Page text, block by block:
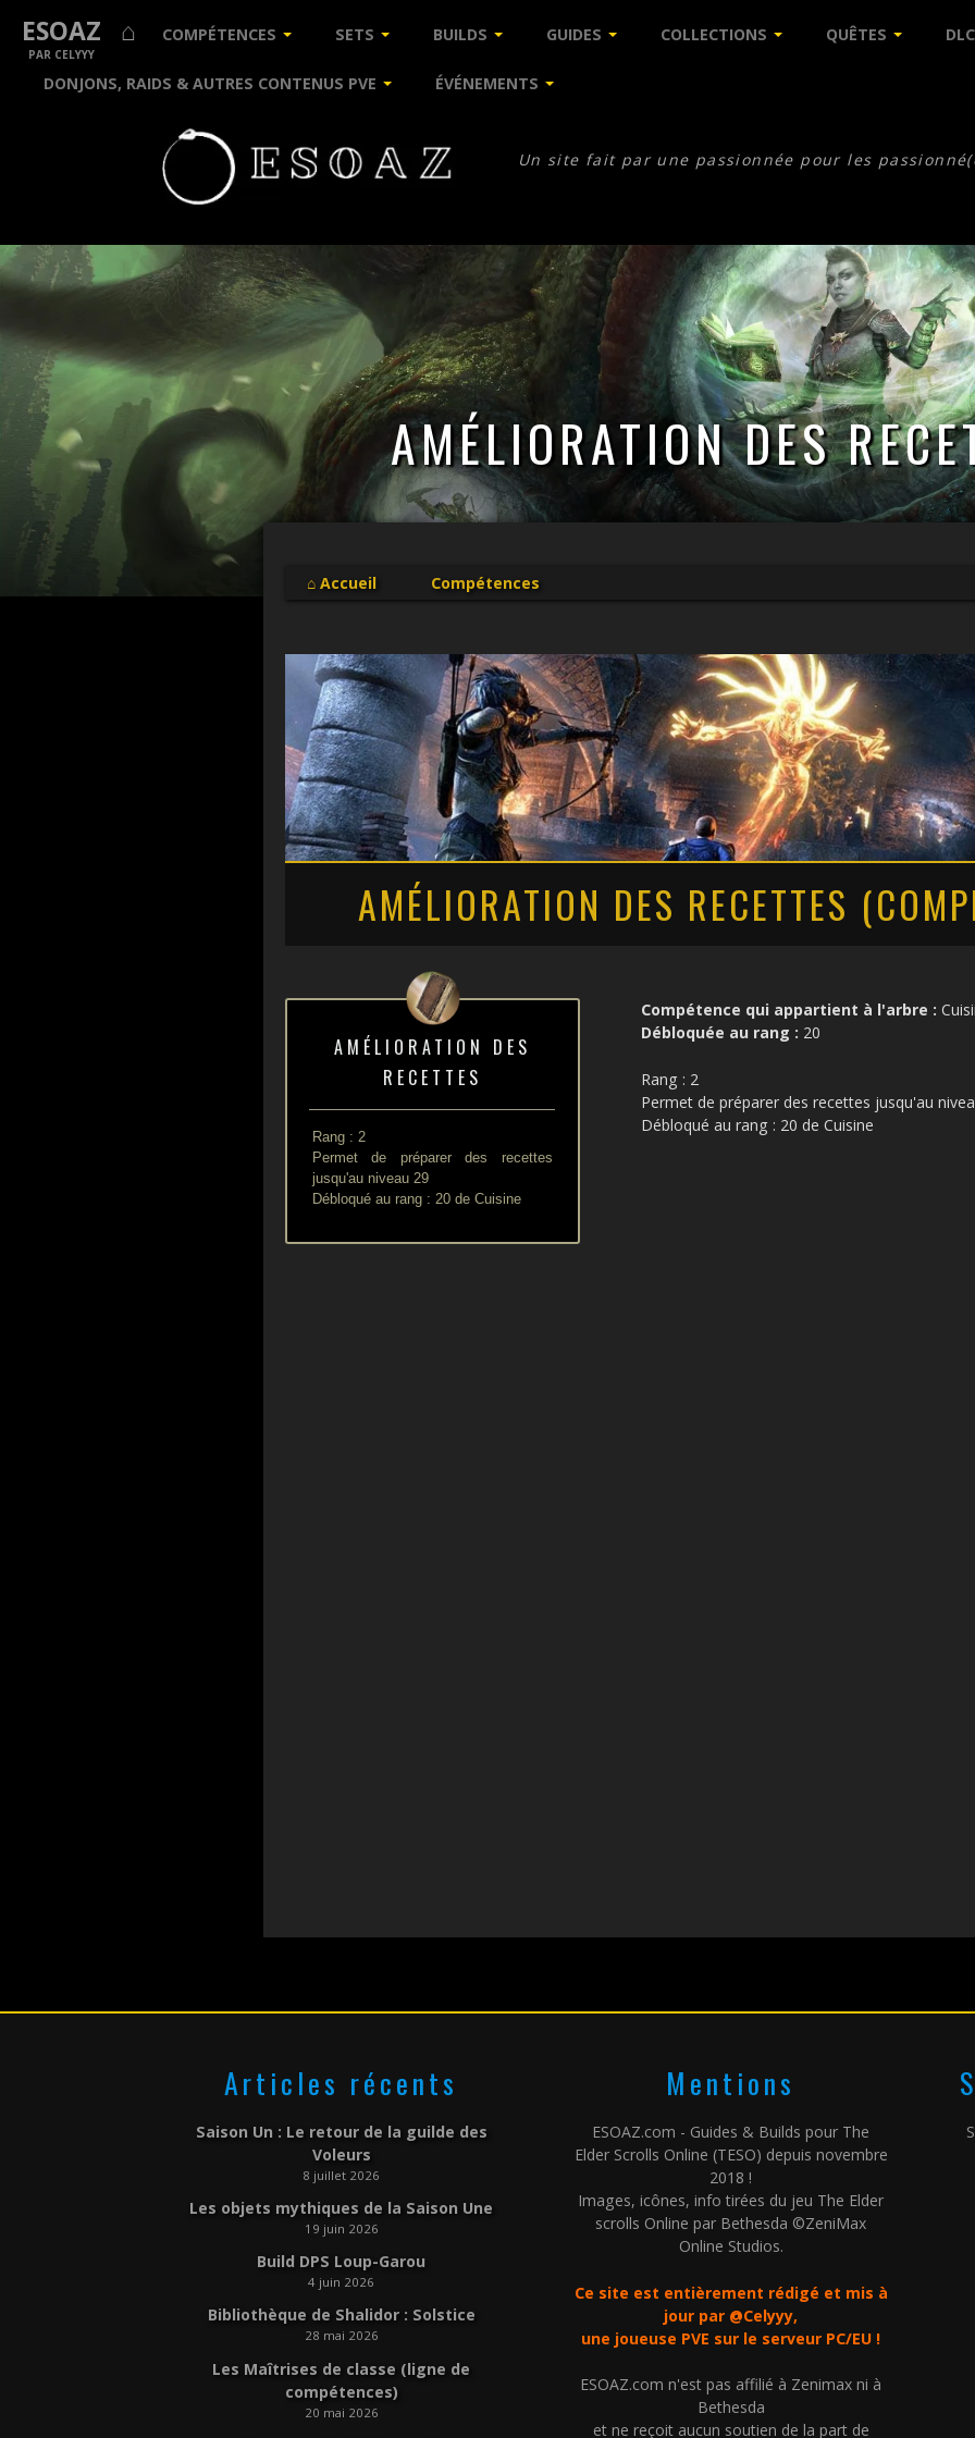
Un site fait par une passionnée pour les
ESOAZ ⌂
PAR CELYYY
COMPÉTENCES SETS BUILDS GUIDES COLLECTIONS QUÊTES
DONJONS, RAIDS & AUTRES CONTENUS PVE ÉVÉNEMENTS
Guides
&
The
Elder
Scrolls
Online
AMÉLIORATION DES
⌂ Accueil Compétences
AMÉLIORATION DES RECETTES
AMÉLIORATION DES
RECETTES
Rang : 2
Permet de préparer des recettes
jusqu'au niveau 29
Débloqué au rang : 20 de Cuisine
Compétence qui appartient à l'arbre :
Débloquée au rang : 20
Rang : 2
Permet de préparer des recettes jusqu'au
Débloqué au rang : 20 de Cuisine
Articles récents
Saison Un : Le retour de la guilde des
Voleurs
8 juillet 2026
Les objets mythiques de la Saison Une
19 juin 2026
Build DPS Loup-Garou
4 juin 2026
Bibliothèque de Shalidor : Solstice
28 mai 2026
Les Maîtrises de classe (ligne de
compétences)
20 mai 2026
Mentions
ESOAZ.com - Guides & Builds pour The
Elder Scrolls Online (TESO) depuis novembre
2018 !
Images, icônes, info tirées du jeu The Elder
scrolls Online par Bethesda ©ZeniMax
Online Studios.
Ce site est entièrement rédigé et mis à
jour par @Celyyy,
une joueuse PVE sur le serveur PC/EU !
ESOAZ.com n'est pas affilié à Zenimax ni à
Bethesda
et ne reçoit aucun soutien de la part de